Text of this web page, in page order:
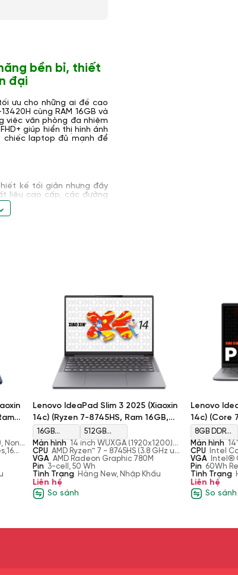
bền bỉ, thiết
đại
ưu cho những ai đề cao
cùng RAM 16GB và
việc văn phòng đa nhiệm
giúp hiển thị hình ảnh
laptop đủ mạnh để
kế tối giản nhưng đầy
liệu cao cấp, các đường
được sự chắc chắn cần
dùng thường xuyên di
Non-
45%
Lenovo IdeaPad Slim 3 2025 (Xiaoxin
14c) (Ryzen 7-8745HS, Ram 16GB,
SSD 512GB, AMD Radeon 780M, Màn
14'' FHD+)
16GB
LPDDR5x
5600MHz
(onboard
8GB +
512GB
PCIe
Gen4 M.2
SSD
Màn hình 14 inch WUXGA (1920x1200)
IPS, 60Hz, 16:10, 300 nits
CPU AMD Ryzen™ 7 - 8745HS (3.8 GHz up
to 5.1 GHz, 8 Cores, 16 Threads, 16MB
Cache)
VGA AMD Radeon Graphic 780M
Pin 3-cell, 50 Wh
Tình Trạng
Hàng New, Nhập Khẩu
Liên hệ
So sánh
Lenovo
14c) (Core
512GB,
8GB DDR5-
4800
Màn hình
Nontouch,
45% NTSC,
CPU
Intel
threads,
Cache)
VGA
Intel®
Pin 60Wh
Tình Trạng
Liên hệ
So sánh